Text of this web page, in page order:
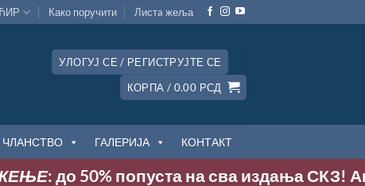
Како поручити Листa жеља
УЛОГУЈ СЕ / РЕГИСТРУЈТЕ СЕ
КОРПА / 0.00 РСД
ЧЛАНСТВО ГАЛЕРИЈА КОНТАКТ
: до 50% попуста на сва издања СКЗ!